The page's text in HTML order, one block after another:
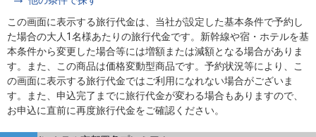
この画面に表示する旅行代金は、当社が設定した基本条件で予約し
た場合の大人1名様あたりの旅行代金です。新幹線や宿・ホテルを基
本条件から変更した場合等には増額または減額となる場合がありま
す。また、この商品は価格変動型商品です。予約状況等により、こ
の画面に表示する旅行代金ではご利用になれない場合がございま
す。また、申込完了までに旅行代金が変わる場合もありますので、
お申込に直前に再度旅行代金をご確認ください。